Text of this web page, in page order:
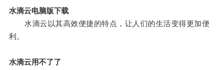
水滴云电脑版下载
水滴云以其高效便捷的特点，让人们的生活变得更加便
利。
水滴云用不了了